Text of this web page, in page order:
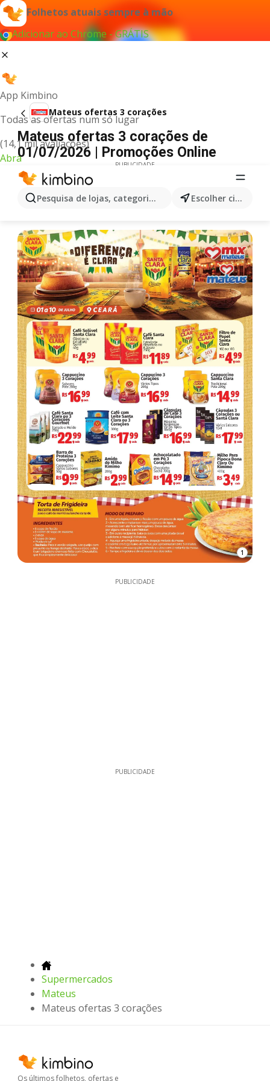
Folhetos atuais sempre à mão
Adicionar ao Chrome - GRÁTIS
App Kimbino
Todas as ofertas num só lugar
(14,1 mil avaliações)
Abra
Pesquisa de lojas, categorias,produtos... Escolher cidade
Mateus ofertas 3 corações
Mateus ofertas 3 corações de
01/07/2026 | Promoções Online
PUBLICIDADE
1
PUBLICIDADE
PUBLICIDADE
Supermercados
Mateus
Mateus ofertas 3 corações
Os últimos folhetos, ofertas e